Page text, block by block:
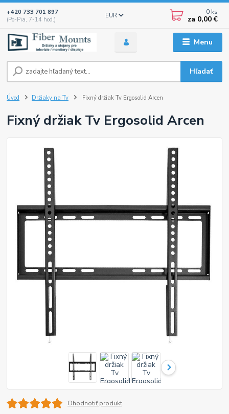
Menu
EUR
Hľadať
+420 733 701 897
(Po-Pia, 7-14 hod.)
0 ks
za 0,00 €
Úvod Držiaky na Tv Fixný držiak Tv Ergosolid Arcen
Fixný držiak Tv Ergosolid Arcen
Ohodnotiť produkt